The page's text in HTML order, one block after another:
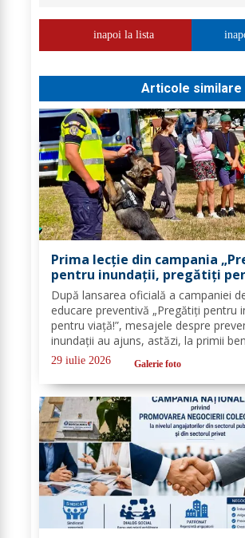
inapoi la lista
Articole similare
Prima lecție din campania
pentru inundații, pregătiți
peste 100 de copii au învățat
protejeze în cazul inundațiilor
După lansarea oficială a campaniei
educare preventivă „Pregătiți pentru
pentru viață!”, mesajele despre
inundații au ajuns, astăzi, la primii
100 de copii, participanți la tabăra de
la Biserica „Sfântul...
29 iulie 2026 Galerie foto